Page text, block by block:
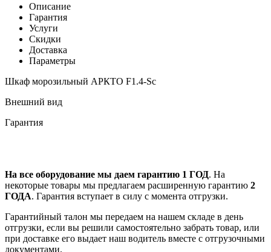
Описание
Гарантия
Услуги
Скидки
Доставка
Параметры
Шкаф морозильный АРКТО F1.4-Sc
Внешний вид
Гарантия
На все оборудование мы даем гарантию 1 ГОД. На
некоторые товары мы предлагаем расширенную гарантию 2
ГОДА. Гарантия вступает в силу с момента отгрузки.
Гарантийный талон мы передаем на нашем складе в день
отгрузки, если вы решили самостоятельно забрать товар, или
при доставке его выдает наш водитель вместе с отгрузочными
документами.